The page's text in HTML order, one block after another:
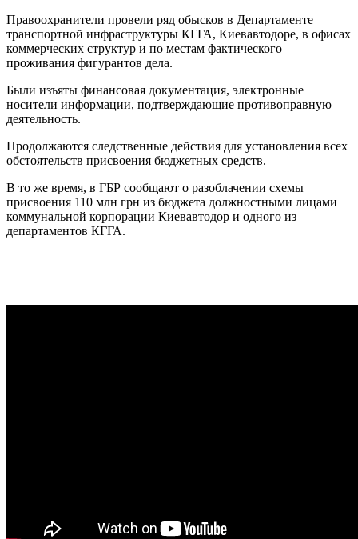
Правоохранители провели ряд обысков в Департаменте
транспортной инфраструктуры КГГА, Киевавтодоре, в офисах
коммерческих структур и по местам фактического
проживания фигурантов дела.
Были изъяты финансовая документация, электронные
носители информации, подтверждающие противоправную
деятельность.
Продолжаются следственные действия для установления всех
обстоятельств присвоения бюджетных средств.
В то же время, в ГБР сообщают о разоблачении схемы
присвоения 110 млн грн из бюджета должностными лицами
коммунальной корпорации Киевавтодор и одного из
департаментов КГГА.